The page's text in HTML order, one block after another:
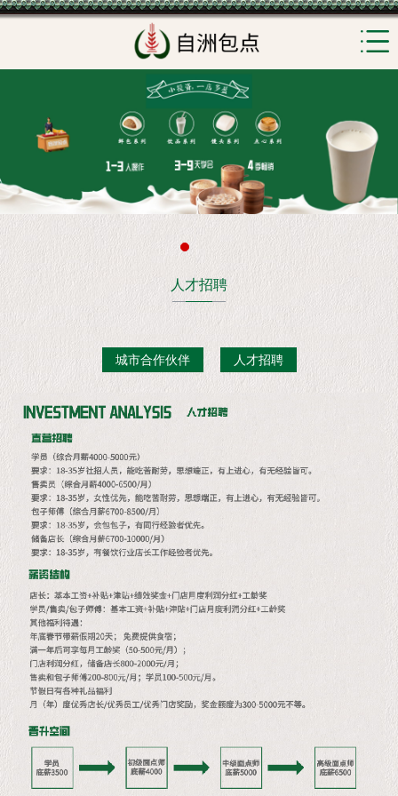
人才招聘
城市合作伙伴 人才招聘